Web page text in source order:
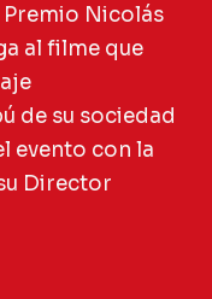
Nicolás
al filme que
de su sociedad
evento con la
Director